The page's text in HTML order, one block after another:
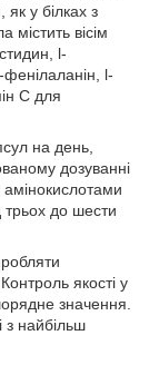
у білках з
містить вісім
l-
фенілаланін, l-
С для
на день,
дозуванні
трьох до шести
якості у
значення.
з найбільш